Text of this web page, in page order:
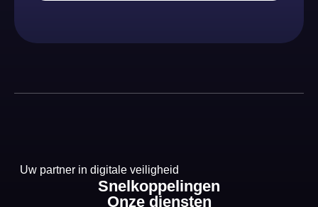
Uw partner in digitale veiligheid
Snelkoppelingen
Onze diensten